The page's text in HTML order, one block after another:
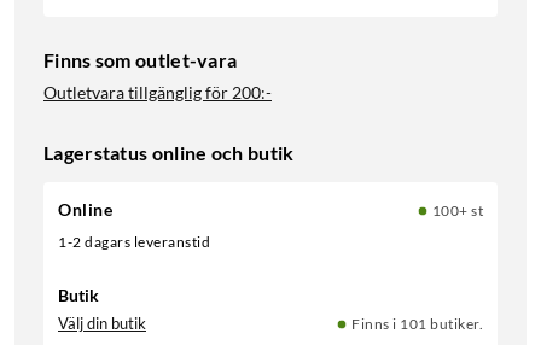
Finns som outlet-vara
Outletvara tillgänglig för200:-
Lagerstatus online och butik
Online
100+ st
1-2 dagars leveranstid
Butik
Välj din butik Finns i 101 butiker.